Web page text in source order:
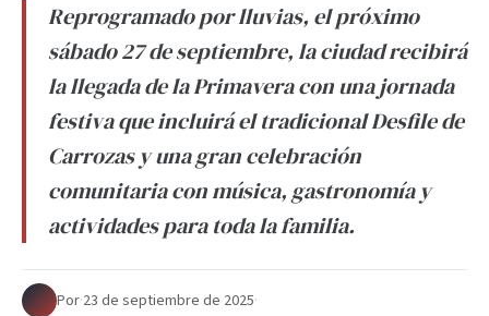
Reprogramado por lluvias, el próximo
sábado 27 de septiembre, la ciudad recibirá
la llegada de la Primavera con una jornada
festiva que incluirá el tradicional Desfile de
Carrozas y una gran celebración
comunitaria con música, gastronomía y
actividades para toda la familia.
Por·23 de septiembre de 2025·